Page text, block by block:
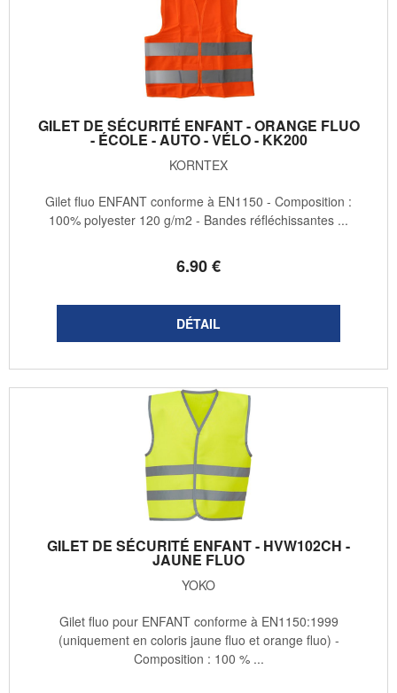
GILET DE SÉCURITÉ ENFANT - ORANGE FLUO
- ÉCOLE - AUTO - VÉLO - KK200
KORNTEX
6.90€
Gilet fluo ENFANT conforme à EN1150 - Composition :
100% polyester 120 g/m2 - Bandes réfléchissantes ...
GILET DE SÉCURITÉ ENFANT - HVW102CH -
JAUNE FLUO
YOKO
Gilet fluo pour ENFANT conforme à EN1150:1999
(uniquement en coloris jaune fluo et orange fluo) -
Composition : 100 % ...